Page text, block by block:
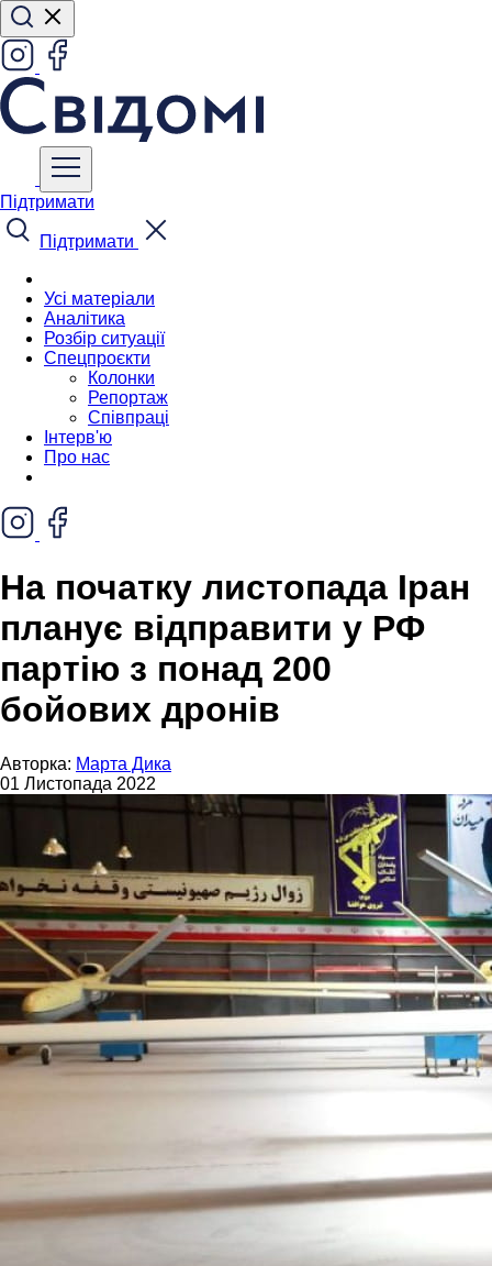
Підтримати
Підтримати
Усі матеріали
Аналітика
Розбір ситуації
Спецпроєкти
Колонки
Репортаж
Співпраці
Інтерв'ю
Про нас
На початку листопада Іран
планує відправити у РФ
партію з понад 200
бойових дронів
Авторка: Марта Дика
01 Листопада 2022